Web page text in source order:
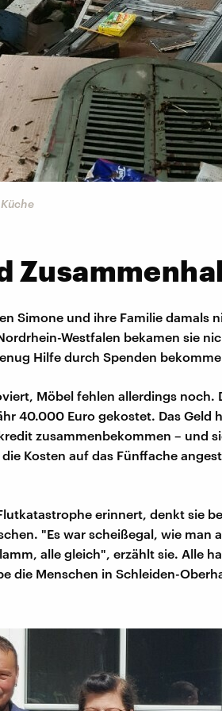
Simone und ihre Familie damals
Westfalen bekamen sie
Hilfe durch Spenden
Möbel fehlen allerdings noch.
40.000 Euro gekostet. Das Geld
zusammenbekommen – und
Kosten auf das Fünffache
erinnert, denkt sie
"Es war scheißegal, wie man
alle gleich", erzählt sie. Alle
die Menschen in Schleiden-